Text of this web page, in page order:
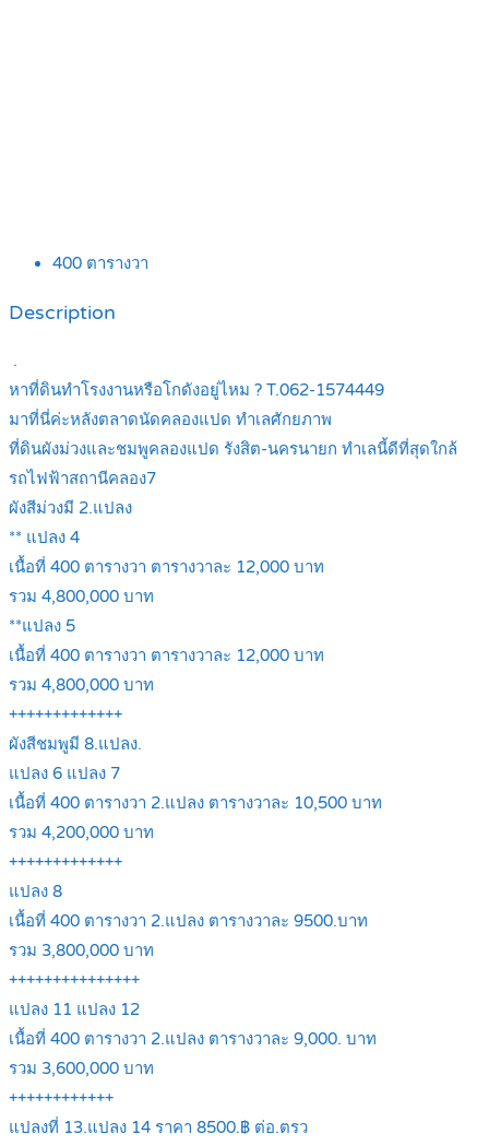
400 ตารางวา
Description
.
หาที่ดินทำโรงงานหรือโกดังอยู่ไหม ? T.062-1574449
มาที่นี่ค่ะหลังตลาดนัดคลองแปด ทำเลศักยภาพ
ที่ดินผังม่วงและชมพูคลองแปด รังสิต-นครนายก ทำเลนี้ดีที่สุดใกล้
รถไฟฟ้าสถานีคลอง7
ผังสีม่วงมี 2.แปลง
** แปลง 4
เนื้อที่ 400 ตารางวา ตารางวาละ 12,000 บาท
รวม 4,800,000 บาท
**แปลง 5
เนื้อที่ 400 ตารางวา ตารางวาละ 12,000 บาท
รวม 4,800,000 บาท
+++++++++++++
ผังสีชมพูมี 8.แปลง.
แปลง 6 แปลง 7
เนื้อที่ 400 ตารางวา 2.แปลง ตารางวาละ 10,500 บาท
รวม 4,200,000 บาท
+++++++++++++
แปลง 8
เนื้อที่ 400 ตารางวา 2.แปลง ตารางวาละ 9500.บาท
รวม 3,800,000 บาท
+++++++++++++++
แปลง 11 แปลง 12
เนื้อที่ 400 ตารางวา 2.แปลง ตารางวาละ 9,000. บาท
รวม 3,600,000 บาท
++++++++++++
แปลงที่ 13.แปลง 14 ราคา 8500.฿ ต่อ.ตรว